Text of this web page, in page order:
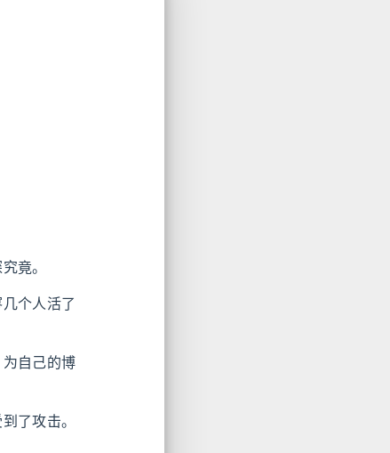
竟。
个人活了
自己的博
了攻击。